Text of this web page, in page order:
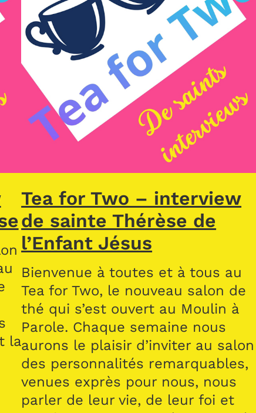
la
Tea for Two – interview
de sainte Thérèse de
l’Enfant Jésus
Bienvenue à toutes et à tous au
Tea for Two, le nouveau salon de
thé qui s’est ouvert au Moulin à
Parole. Chaque semaine nous
aurons le plaisir d’inviter au salon
des personnalités remarquables,
venues exprès pour nous, nous
parler de leur vie, de leur foi et